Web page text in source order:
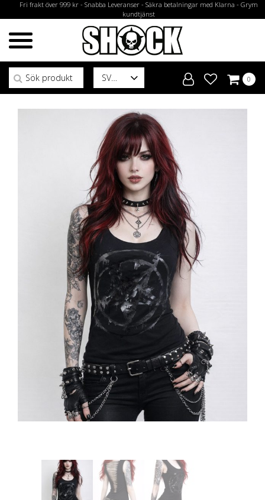
Fri frakt över 999 kr - Snabba Leveranser - Säkra betalningar med Klarna - Grym
kundtjänst
SV
Sök efter:
0